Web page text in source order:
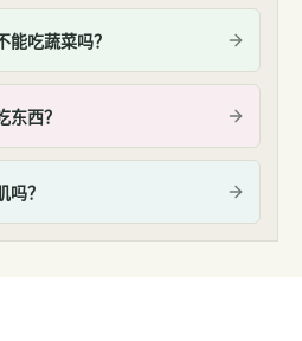
能吃蔬菜吗？
东西？
吗？